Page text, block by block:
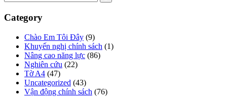
Category
Chào Em Tôi Đây (9)
Khuyến nghị chính sách (1)
Nâng cao năng lực (86)
Nghiên cứu (22)
Tờ A4 (47)
Uncategorized (43)
Vận động chính sách (76)